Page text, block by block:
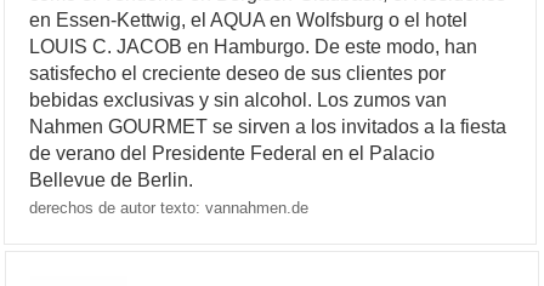
en Essen-Kettwig, el AQUA en Wolfsburg o el hotel
LOUIS C. JACOB en Hamburgo. De este modo, han
satisfecho el creciente deseo de sus clientes por
bebidas exclusivas y sin alcohol. Los zumos van
Nahmen GOURMET se sirven a los invitados a la fiesta
de verano del Presidente Federal en el Palacio
Bellevue de Berlin.
derechos de autor texto: vannahmen.de